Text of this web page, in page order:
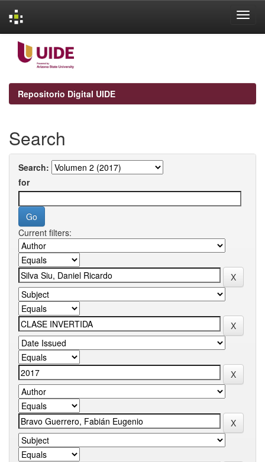
navigation
Repositorio Digital UIDE
Search
Search:
for
Current filters: